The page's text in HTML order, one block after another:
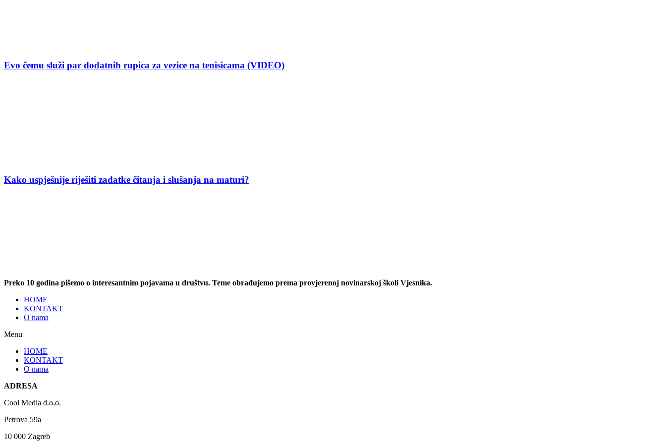
Evo čemu služi par dodatnih rupica za vezice na tenisicama (VIDEO)
Kako uspješnije riješiti zadatke čitanja i slušanja na maturi?
Preko 10 godina pišemo o interesantnim pojavama u društvu. Teme obrađujemo prema provjerenoj novinarskoj školi Vjesnika.
HOME
KONTAKT
O nama
Menu
HOME
KONTAKT
O nama
ADRESA
Cool Media d.o.o.
Petrova 59a
10 000 Zagreb